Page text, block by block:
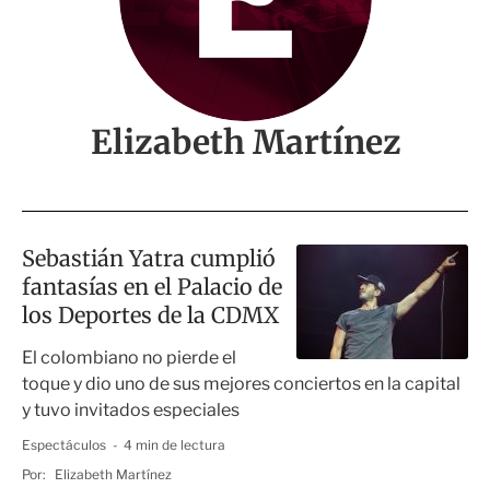
Elizabeth Martínez
Sebastián Yatra cumplió
fantasías en el Palacio de
los Deportes de la CDMX
El colombiano no pierde el
toque y dio uno de sus mejores conciertos en la capital
y tuvo invitados especiales
Espectáculos
4 min de lectura
Por:
Elizabeth Martínez